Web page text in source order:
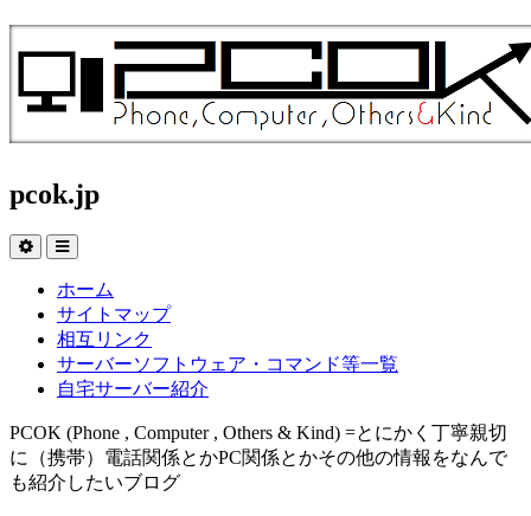
pcok.jp
ホーム
サイトマップ
相互リンク
サーバーソフトウェア・コマンド等一覧
自宅サーバー紹介
PCOK (Phone , Computer , Others & Kind) =とにかく丁寧親切
に（携帯）電話関係とかPC関係とかその他の情報をなんで
も紹介したいブログ